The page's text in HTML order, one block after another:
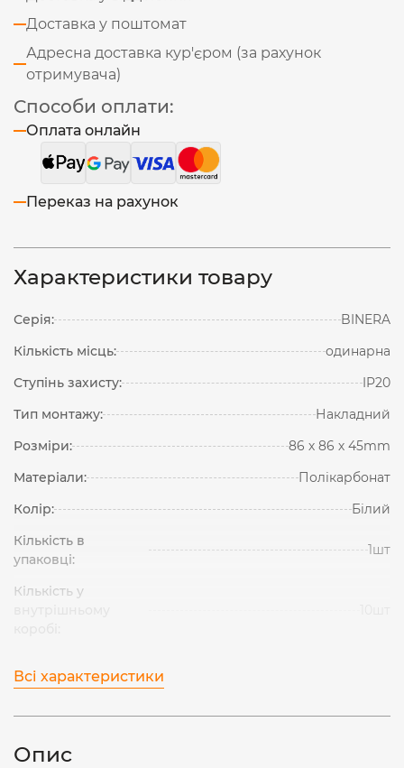
Доставка у поштомат
Адресна доставка кур'єром (за рахунок
отримувача)
Способи оплати:
Оплата онлайн
Переказ на рахунок
Характеристики товару
Серія:
BINERA
Кількість місць:
одинарна
Ступінь захисту:
IP20
Тип монтажу:
Накладний
Розміри:
86 х 86 х 45mm
Матеріали:
Полікарбонат
Колір:
Білий
Кількість в
упаковці:
1шт
Кількість у
Всі характеристики
Опис